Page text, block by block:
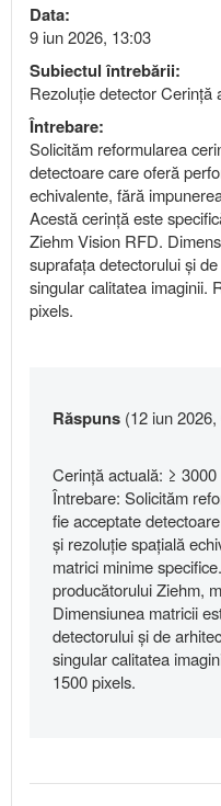
Data:
9 iun 2026, 13:03
Subiectul întrebării:
Rezoluție detector Cerință
Întrebare:
Solicităm reformularea
detectoare care oferă
echivalente, fără
Acestă cerință este
Ziehm Vision RFD.
suprafața detectorului și
singular calitatea imaginii.
pixels.
Răspuns (12 iun
Cerință actuală: ≥
Întrebare: Solicităm
fie acceptate
și rezoluție spațială
matrici minime
producătorului Ziehm,
Dimensiunea matricii
detectorului și de
singular calitatea
1500 pixels.